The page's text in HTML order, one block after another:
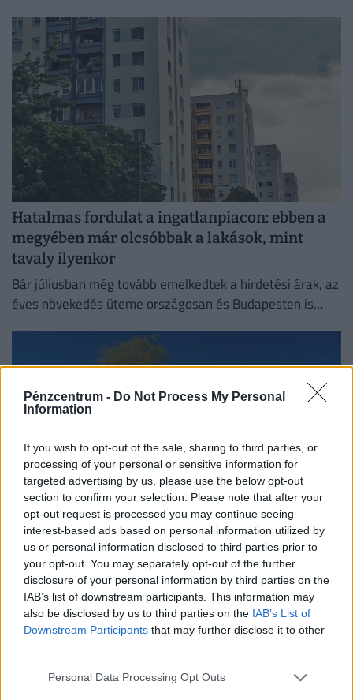
Pénzcentrum - Do Not Process My Personal
Information
If you wish to opt-out of the sale, sharing to third parties, or
processing of your personal or sensitive information for
targeted advertising by us, please use the below opt-out
section to confirm your selection. Please note that after your
opt-out request is processed you may continue seeing
interest-based ads based on personal information utilized by
us or personal information disclosed to third parties prior to
your opt-out. You may separately opt-out of the further
disclosure of your personal information by third parties on the
IAB’s list of downstream participants. This information may
also be disclosed by us to third parties on the IAB’s List of
Downstream Participants that may further disclose it to other
Personal Data Processing Opt Outs
Hatalmas fordulat a ingatlanpiacon: ebben a
megyében már olcsóbbak a lakások, mint
tavaly ilyenkor
Bár júliusban még tovább emelkedtek a hirdetési árak, az
éves növekedés üteme országosan és Budapesten is
Megtaláltuk! Ide vonult vissza a világ zajától
Demjén Ferenc: lovak, halastó, medence is van
a Városliget méretű farmon
"Nekem az életemben, hogy egy ilyen helyen élhetek és
egy ilyen helyen pihenhetem ki magam, az nagyon sokat
számít. Lelki megnyugvást ad; visszaköltöztem a
természetbe."